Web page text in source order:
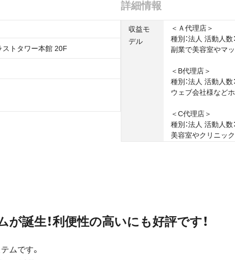
トタワー本館 20F
詳細情報
収益モ
デル
＜Ａ代理店＞
種別：法⼈ 活動⼈
副業で美容室やマ
＜B代理店＞
種別：法⼈ 活動⼈
ウェブ会社様など
＜C代理店＞
種別：法⼈ 活動⼈
美容室やクリニッ
誕生！利便性の高いにも好評です！
ムです。